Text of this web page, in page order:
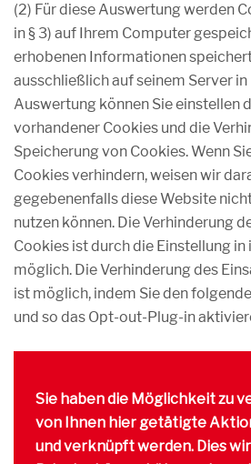
(2) Für diese Auswertung werden
in § 3) auf Ihrem Computer
erhobenen Informationen
ausschließlich auf seinem Server
Auswertung können Sie einstellen
vorhandener Cookies und die
Speicherung von Cookies. Wenn
Cookies verhindern, weisen wir
gegebenenfalls diese Website
nutzen können. Die Verhinderung
Cookies ist durch die Einstellung
möglich. Die Verhinderung des
ist möglich, indem Sie den
und so das Opt-out-Plug-in